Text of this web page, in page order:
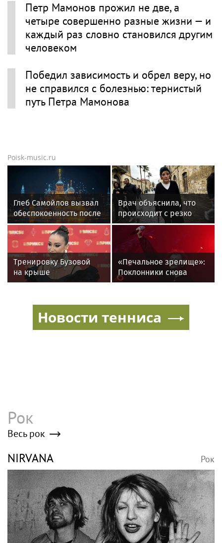
Петр Мамонов прожил не две, а
четыре совершенно разные жизни — и
каждый раз словно становился другим
человеком
Победил зависимость и обрел веру, но
не справился с болезнью: тернистый
путь Петра Мамонова
Poisk-music.ru
Глеб Самойлов вызвал
обеспокоенность после
концерта в Москве
Врач объяснила, что
происходит с резко
похудевшей Пугачёвой:
"Вылечить уже нельзя"
Тренировку Бузовой
на крыше
в тридцатиградусную
«Печальное зрелище»:
Поклонники снова
возмущены
Глебом Самойловым
Новости тенниса
Рок
Весь рок
NIRVANA Рок